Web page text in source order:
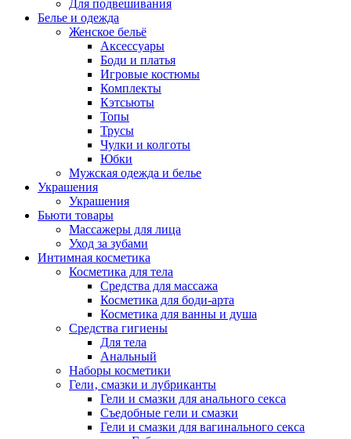
Для подвешивания
Белье и одежда
Женское бельё
Аксессуары
Боди и платья
Игровые костюмы
Комплекты
Кэтсьюты
Топы
Трусы
Чулки и колготы
Юбки
Мужская одежда и белье
Украшения
Украшения
Бьюти товары
Массажеры для лица
Уход за зубами
Интимная косметика
Косметика для тела
Средства для массажа
Косметика для боди-арта
Косметика для ванны и душа
Средства гигиены
Для тела
Анальный
Наборы косметики
Гели‚ смазки и лубриканты
Гели и смазки для анального секса
Съедобные гели и смазки
Гели и смазки для вагинального секса